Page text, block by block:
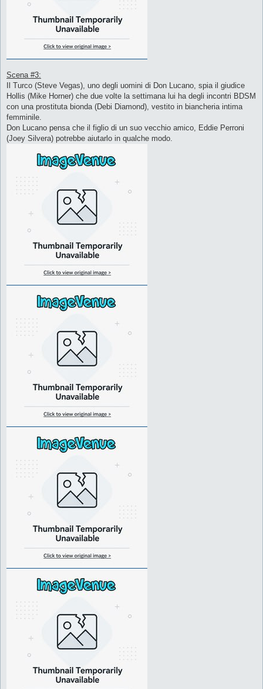
Scena #3:
Il Turco (Steve Vegas), uno degli uomini di Don Lucano, spia il giudice
Hollis (Mike Horner) che due volte la settimana lui ha degli incontri BDSM
con una prostituta bionda (Debi Diamond), vestito in biancheria intima
femminile.
Don Lucano pensa che il figlio di un suo vecchio amico, Eddie Perroni
(Joey Silvera) potrebbe aiutarlo in qualche modo.